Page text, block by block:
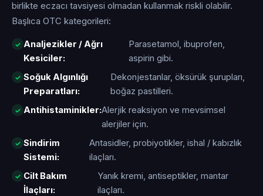
birlikte eczacı tavsiyesi olmadan kullanmak riskli olabilir.
Başlıca OTC kategorileri:
Analjezikler / Ağrı
Kesiciler:
Parasetamol, ibuprofen,
aspirin gibi.
Soğuk Algınlığı
Preparatları:
Dekonjestanlar, öksürük şurupları,
boğaz pastilleri.
Antihistaminikler:Alerjik reaksiyon ve mevsimsel
alerjiler için.
Sindirim
Sistemi:
Antasidler, probiyotikler, ishal / kabızlık
ilaçları.
Cilt Bakım
İlaçları:
Yanık kremi, antiseptikler, mantar
ilaçları.